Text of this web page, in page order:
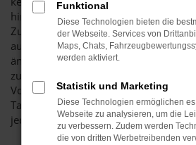
hinzunehmen. Möglich wird dies
Zulassung des angebotenen
auch an einem anderen Ort erfolgt
ändert sich der Status des Fahrzeugs
zum Gebrauchtwagen, denn
Vorbesitzer. Sie kaufen somit eine Kia
Tageszulassung für Pforzheim aus
jedoch davon, dass das Auto noch
Funktional
Diese Technologien bieten die
der Webseite. Services von
Maps, Chats,
werden aktiviert.
Statistik und Marketing
Diese Technologien ermöglichen
Webseite zu analysieren, um die
zu verbessern. Zudem werden
die von dritten Werbetreibenden